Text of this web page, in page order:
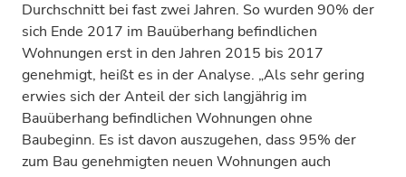
Durchschnitt bei fast zwei Jahren. So wurden 90% der
sich Ende 2017 im Bauüberhang befindlichen
Wohnungen erst in den Jahren 2015 bis 2017
genehmigt, heißt es in der Analyse. „Als sehr gering
erwies sich der Anteil der sich langjährig im
Bauüberhang befindlichen Wohnungen ohne
Baubeginn. Es ist davon auszugehen, dass 95% der
zum Bau genehmigten neuen Wohnungen auch